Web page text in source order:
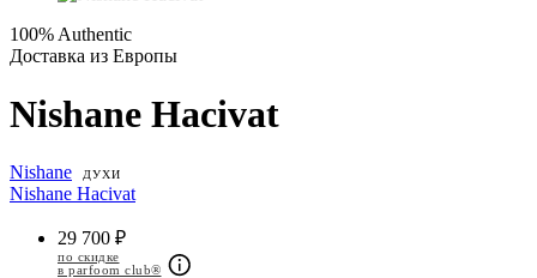
100% Authentic
Доставка из Европы
Nishane Hacivat
Nishane ДУХИ
Nishane Hacivat
29 700 ₽
по скидке
в parfoom club®